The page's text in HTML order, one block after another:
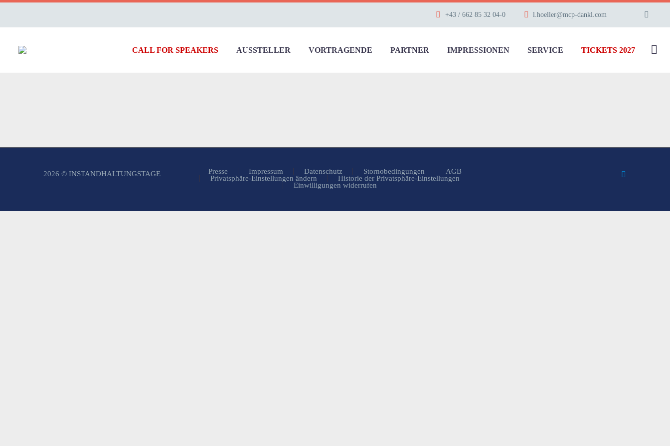
+43 / 662 85 32 04-0 l.hoeller@mcp-dankl.com
CALL FOR SPEAKERS AUSSTELLER VORTRAGENDE PARTNER IMPRESSIONEN SERVICE TICKETS 2027
Presse Impressum Datenschutz Stornobedingungen
AGB
Privatsphäre-Einstellungen ändern
Historie der Privatsphäre-Einstellungen
Einwilligungen widerrufen
2026 © INSTANDHALTUNGSTAGE